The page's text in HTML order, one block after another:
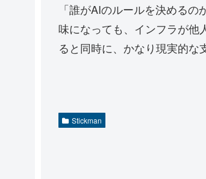
「誰がAIのルールを決める
味になっても、インフラが他
ると同時に、かなり現実的な
Stickman